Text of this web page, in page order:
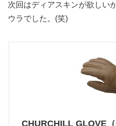
次回はディアスキンが欲しい
ウラでした。(笑)
CHURCHILL GLOVE（